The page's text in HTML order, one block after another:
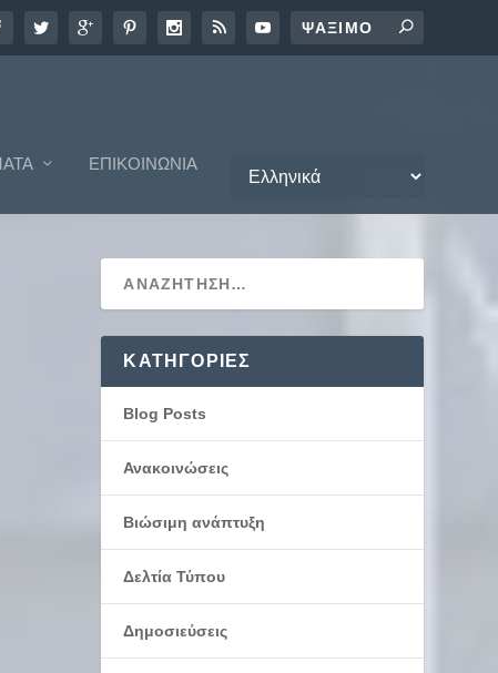
ΕΠΙΚΟΙΝΩΝΊΑ
KΑΤΗΓΟΡΊΕΣ
Blog Posts
Ανακοινώσεις
Βιώσιμη ανάπτυξη
Δελτία Τύπου
Δημοσιεύσεις